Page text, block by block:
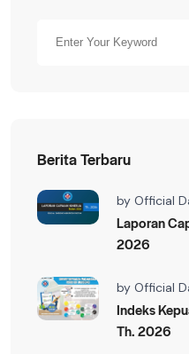
Berita Terbaru
by Official
Laporan
2026
by Official
Indeks
Th. 2026